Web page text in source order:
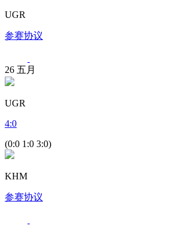
UGR
参赛协议
26 五月
UGR
4:0
(0:0 1:0 3:0)
KHM
参赛协议